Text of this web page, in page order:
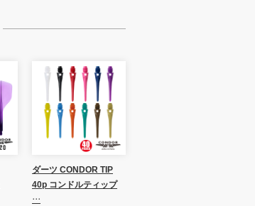
ダーツ CONDOR TIP
40p コンドルティップ
…